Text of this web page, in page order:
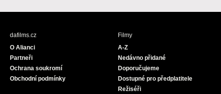
c
s
u
dafilms.cz
O Alianci
Partneři
Ochrana soukromí
Obchodní podmínky
Filmy
A-Z
Nedávno přidané
Doporučujeme
Dostupné pro předplatitele
Režiséři